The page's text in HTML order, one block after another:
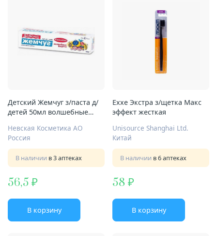
Детский Жемчуг з/паста д/
детей 50мл волшебные
Невская Косметика АО
Россия
В наличии в 3 аптеках
56,5
В корзину
Exxe Экстра з/щетка Макс
эффект жесткая
Unisource Shanghai Ltd.
Китай
В наличии в 6 аптеках
58
В корзину